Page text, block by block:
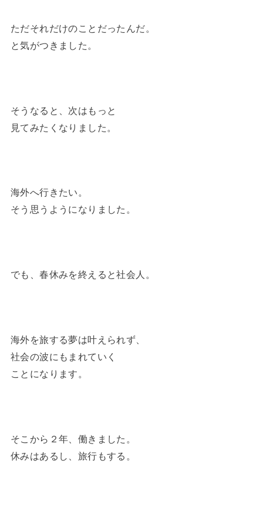
ただそれだけのことだったんだ。
と気がつきました。
そうなると、次はもっと
見てみたくなりました。
海外へ行きたい。
そう思うようになりました。
でも、春休みを終えると社会人。
海外を旅する夢は叶えられず、
社会の波にもまれていく
ことになります。
そこから２年、働きました。
休みはあるし、旅行もする。